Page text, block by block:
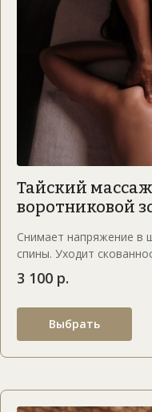
Тайский
воротниковой
Снимает напряжение в
спины. Уходит
3 100 р.
Выбрать